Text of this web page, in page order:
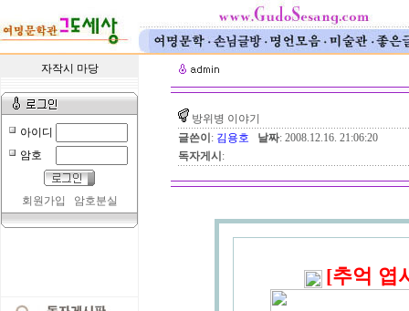
자작시 마당
아이디
암호
회원가입 암호분실
방위병 이야기
글쓴이 : 김용호 날짜: 2008.12.16. 21:06:20
독자게시 :
[추억 엽